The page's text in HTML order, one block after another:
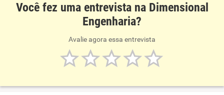
Você fez uma entrevista na Dimensional
Engenharia?
Avalie agora essa entrevista